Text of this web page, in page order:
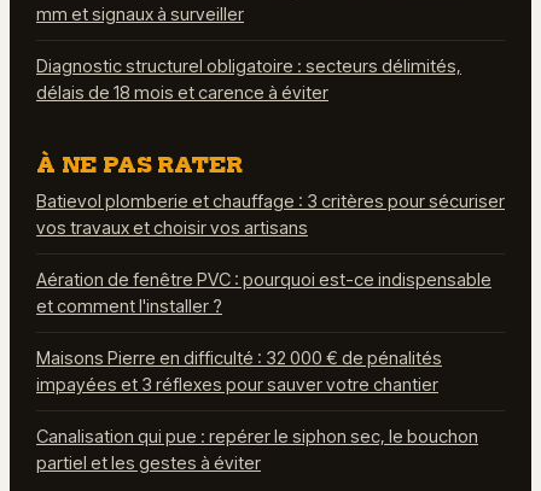
mm et signaux à surveiller
Diagnostic structurel obligatoire : secteurs délimités,
délais de 18 mois et carence à éviter
À NE PAS RATER
Batievol plomberie et chauffage : 3 critères pour sécuriser
vos travaux et choisir vos artisans
Aération de fenêtre PVC : pourquoi est-ce indispensable
et comment l'installer ?
Maisons Pierre en difficulté : 32 000 € de pénalités
impayées et 3 réflexes pour sauver votre chantier
Canalisation qui pue : repérer le siphon sec, le bouchon
partiel et les gestes à éviter